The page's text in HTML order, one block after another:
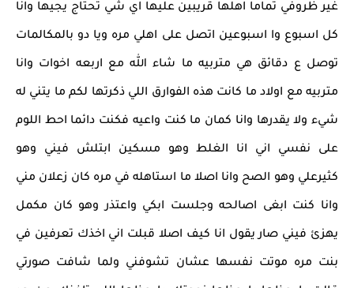
غير ظروفي تماما اهلها قريبين عليها اي شي تحتاج يجيها وانا
كل اسبوع وا اسبوعين اتصل على اهلي مره ويا دو بالمكالمات
توصل ع دقائق هي متربيه ما شاء الله مع اربعه اخوات وانا
متربيه مع اولاد ما كانت هذه الفوارق اللي ذكرتها لكم ما يتني له
شيء ولا يقدرها وانا كمان ما كنت واعيه فكنت دائما احط اللوم
على نفسي اني انا الغلط وهو مسكين ابتلش فيني وهو
كثيرعلي وهو الصح وانا اصلا ما استاهله في مره كان زعلان مني
وانا كنت ابغى اصالحه وجلست ابكي واعتذر وهو كان مكمل
يهزئ فيني صار يقول انا كيف اصلا قبلت اني اخذك تعرفين في
بنت مره موتت نفسها عشان تشوفني ولما شافت صورتي